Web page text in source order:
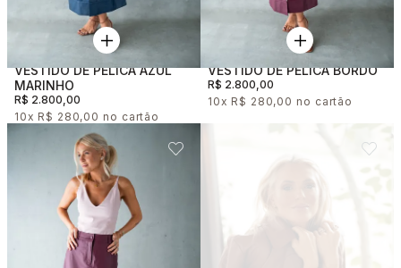
VESTIDO DE PELICA AZUL
MARINHO
R$ 2.800,00
10x R$ 280,00
VESTIDO DE PELICA BORDO
R$ 2.800,00
10x R$ 280,00